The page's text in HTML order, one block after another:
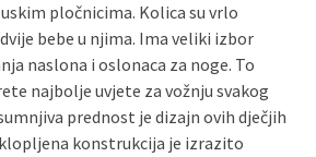
pločnicima. Kolica su vrlo
bebe u njima. Ima veliki izbor
naslona i oslonaca za noge. To
najbolje uvjete za vožnju svakog
prednost je dizajn ovih dječjih
konstrukcija je izrazito